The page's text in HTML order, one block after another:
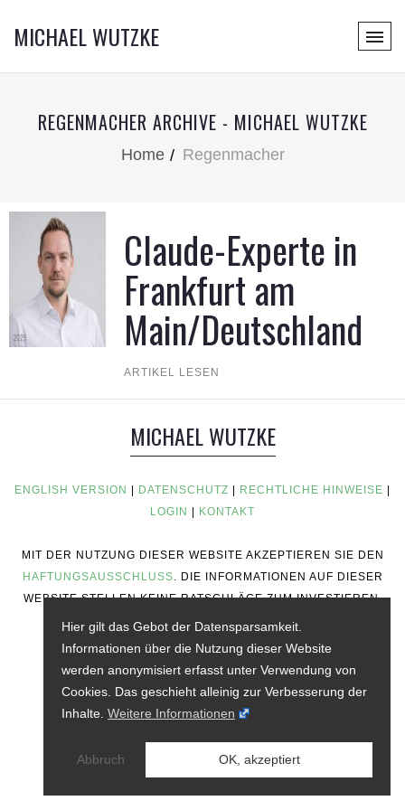
MICHAEL WUTZKE
REGENMACHER ARCHIVE - MICHAEL WUTZKE
Home Regenmacher
Claude-Experte in
Frankfurt am
Main/Deutschland
ARTIKEL LESEN
MICHAEL WUTZKE
ENGLISH VERSION DATENSCHUTZ RECHTLICHE HINWEISE
LOGIN
KONTAKT
MIT DER NUTZUNG DIESER WEBSITE AKZEPTIEREN SIE DEN
HAFTUNGSAUSSCHLUSS. DIE INFORMATIONEN AUF DIESER
WEBSITE STELLEN KEINE RATSCHLÄGE ZUM INVESTIEREN,
KEINE FINANZIELLEN RATSCHLÄGE, KEINE
HANDELSRATSCHLÄGE ODER ANDERE ART VON
RATSCHLÄGEN DAR.
Hier gilt das Gebot der Datensparsamkeit.
Informationen über die Nutzung dieser Website
werden anonymisiert erfasst unter Verwendung von
Cookies. Das geschieht alleinig zur Verbesserung der
Inhalte. Weitere Informationen
Abbruch OK, akzeptiert